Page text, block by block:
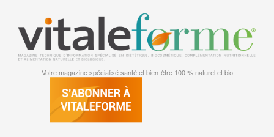
Votre magazine spécialisé santé et bien-être 100 % naturel et bio